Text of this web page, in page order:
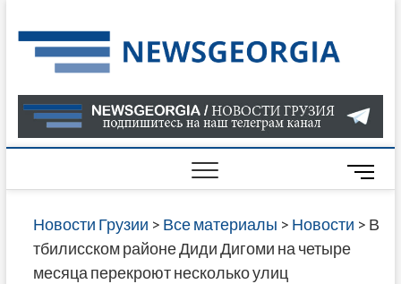
to
content
О
В
ГРУЗИИ
САЙТЕ
M
e
n
Новости Грузии > Все материалы > Новости > В
тбилисском районе Диди Дигоми на четыре
месяца перекроют несколько улиц